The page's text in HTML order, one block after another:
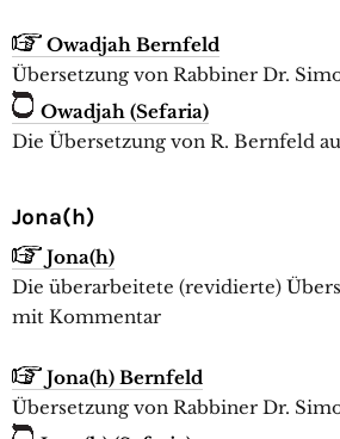
Owadjah Bernfeld
Übersetzung von Rabbiner Dr.
Owadjah (Sefaria)
Die Übersetzung von R. Bernfeld
Jona(h)
Jona(h)
Die überarbeitete (revidierte)
mit Kommentar
Jona(h) Bernfeld
Übersetzung von Rabbiner Dr.